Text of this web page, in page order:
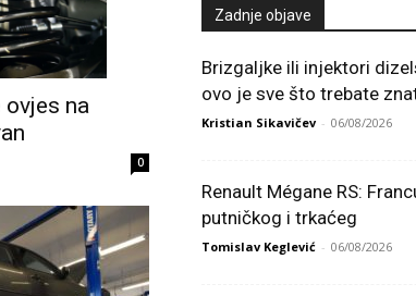
ovjes na
0
Zadnje objave
Brizgaljke ili injektori
ovo je sve što trebate
Kristian Sikavičev - 06/08/2026
Renault Mégane RS:
putničkog i trkaćeg
Tomislav Keglević - 06/08/2026